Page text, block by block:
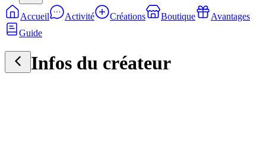
Accueil Activité Créations Boutique
Avantages
Guide
Infos du créateur